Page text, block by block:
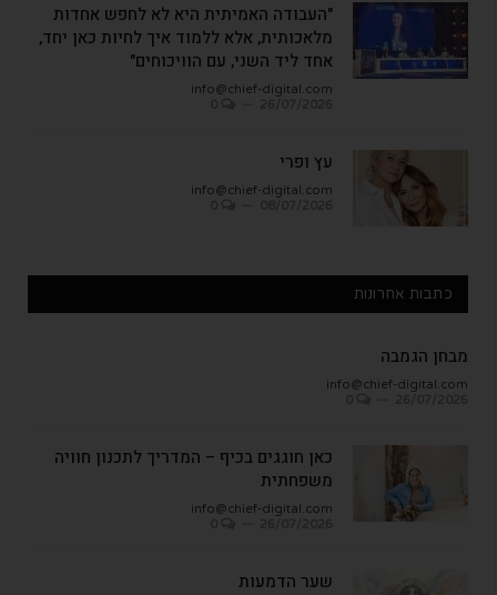
"העבודה האמיתית היא לא לחפש אחדות
מלאכותית, אלא ללמוד איך לחיות כאן יחד,
אחד ליד השני, עם הוויכוחים"
info@chief-digital.com
עץ ופרי
info@chief-digital.com
כתבות אחרונות
מבחן הגמבה
info@chief-digital.com
כאן חוגגים בכיף – המדריך לתכנון חוויה
משפחתית
info@chief-digital.com
שער הדמעות